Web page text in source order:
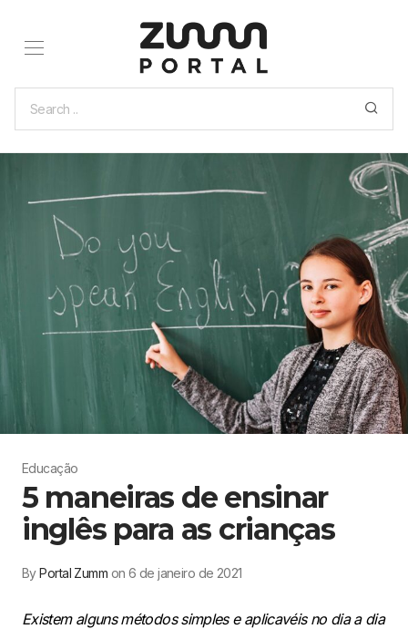
Educação
5 maneiras de ensinar
inglês para as crianças
ByPortal Zumm on 6 de janeiro de 2021
Existem alguns métodos simples e aplicavéis no dia a dia